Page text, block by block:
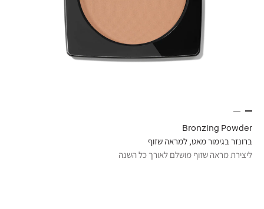
Bronzing Powder
ברונזר בגימור מאט, למראה שזוף
ליצירת מראה שזוף מושלם לאורך כל השנה